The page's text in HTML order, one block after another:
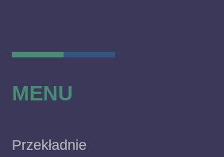
MENU
Przekładnie